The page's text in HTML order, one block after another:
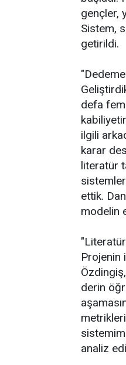
gençler,
Sistem,
getirildi.
defa
ilgili
karar
literatür
ettik.
modelin
Projenin
derin
analiz